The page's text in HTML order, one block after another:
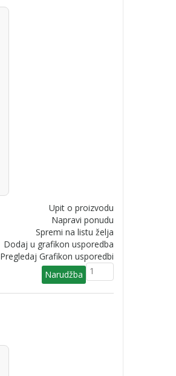
Upit o proizvodu
Napravi ponudu
Spremi na listu želja
Dodaj u grafikon usporedba
Pregledaj Grafikon usporedbi